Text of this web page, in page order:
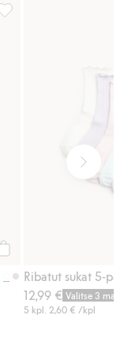
Ribatut sukat 5-pack
12,99 € Valitse 3 maksa 2
5 kpl. 2,60 € /kpl